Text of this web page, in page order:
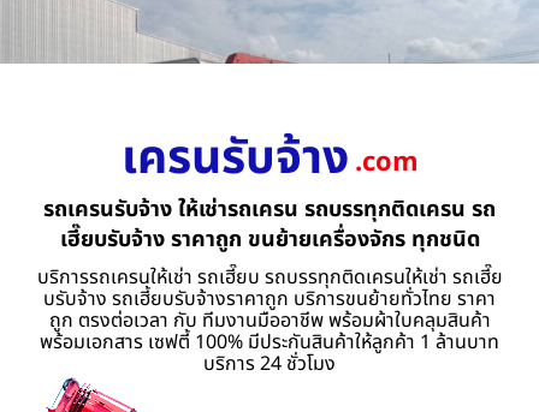
เครนรับจ้าง .com
รถเครนรับจ้าง ให้เช่ารถเครน รถบรรทุกติดเครน รถ
เฮี๊ยบรับจ้าง ราคาถูก ขนย้ายเครื่องจักร ทุกชนิด
บริการรถเครนให้เช่า รถเฮี๊ยบ รถบรรทุกติดเครนให้เช่า รถเฮี๊ย
บรับจ้าง รถเฮี้ยบรับจ้างราคาถูก บริการขนย้ายทั่วไทย ราคา
ถูก ตรงต่อเวลา กับ ทีมงานมืออาชีพ พร้อมผ้าใบคลุมสินค้า
พร้อมเอกสาร เซฟตี้ 100% มีประกันสินค้าให้ลูกค้า 1 ล้านบาท
บริการ 24 ชั่วโมง